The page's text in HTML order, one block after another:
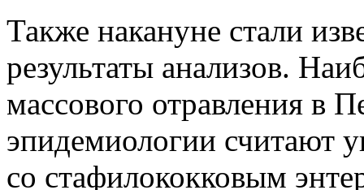
Также накануне стали
результаты анализов.
массового отравления в
эпидемиологии считают
со стафилококковым